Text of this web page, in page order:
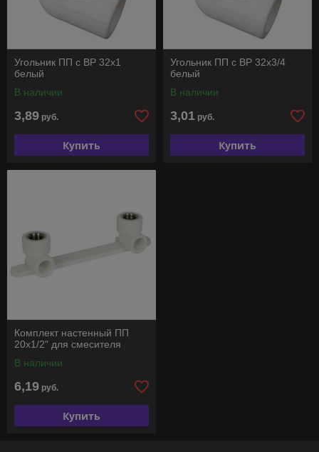
Угольник ПП с ВР 32х1
белый
В наличии
3,89 руб.
Купить
Угольник ПП с ВР 32х3/4
белый
В наличии
3,01 руб.
Купить
Комплект настенный ПП
20х1/2" для смесителя
В наличии
6,19 руб.
Купить